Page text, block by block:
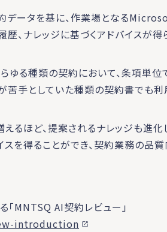
データを基に、作業場となる
、ナレッジに基づくアドバイスが得
ゆる種類の契約において、条項単
苦手としていた種類の契約書でも利
るほど、提案されるナレッジも進化
を得ることができ、契約業務の品
MNTSQ AI契約レビュー」
introduction